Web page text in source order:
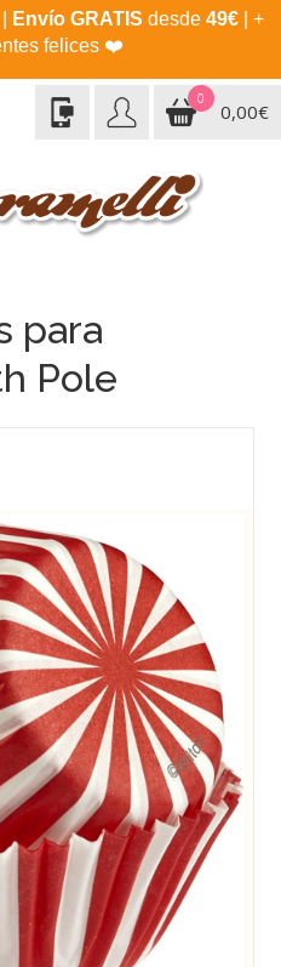
Envío GRATIS desde 49€| +
felices ❤️
0
0,00€
para
Pole